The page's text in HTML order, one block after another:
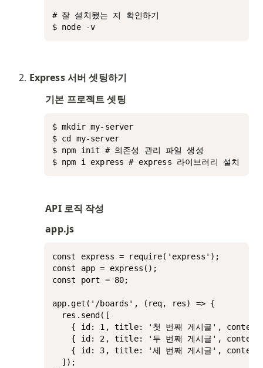
# 잘 설치됐는 지 확인하기
$ node -v
Express 서버 셋팅하기
기본 프로젝트 셋팅
$ mkdir my-server
$ cd my-server
$ npm init # 의존성 관리 파일 생성
$ npm i express # express 라이브러리 설치
API 로직 작성
app.js
const express = require('express');
const app = express();
const port = 80;
app.get('/boards', (req, res) => {
  res.send([
{ id: 1, title: '첫 번째 게시글',
{ id: 2, title: '두 번째 게시글',
{ id: 3, title: '세 번째 게시글',
  ]);